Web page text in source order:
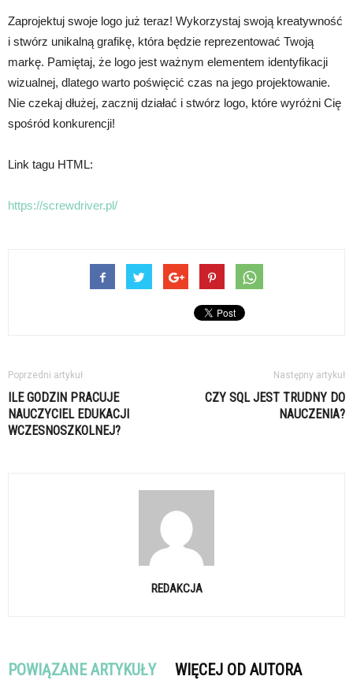
Zaprojektuj swoje logo już teraz! Wykorzystaj swoją kreatywność
i stwórz unikalną grafikę, która będzie reprezentować Twoją
markę. Pamiętaj, że logo jest ważnym elementem identyfikacji
wizualnej, dlatego warto poświęcić czas na jego projektowanie.
Nie czekaj dłużej, zacznij działać i stwórz logo, które wyróżni Cię
spośród konkurencji!
Link tagu HTML:
https://screwdriver.pl/
Poprzedni artykuł
ILE GODZIN PRACUJE
NAUCZYCIEL EDUKACJI
WCZESNOSZKOLNEJ?
Następny artykuł
CZY SQL JEST TRUDNY DO
NAUCZENIA?
REDAKCJA
POWIĄZANE ARTYKUŁY WIĘCEJ OD AUTORA